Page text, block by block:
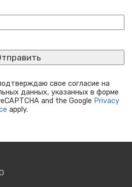
свое согласие на
данных, указанных в форме
and the Google Privacy
apply.